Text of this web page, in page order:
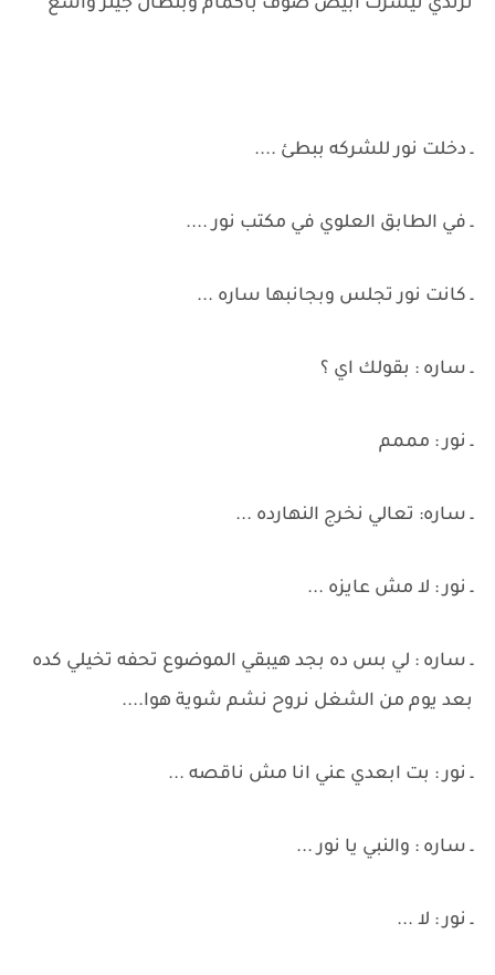
ترتدي تيشرت ابيض صوف بأكمام وبنطال جينز واسع
ـ دخلت نور للشركه ببطئ ....
ـ في الطابق العلوي في مكتب نور ....
ـ كانت نور تجلس وبجانبها ساره ...
ـ ساره : بقولك اي ؟
ـ نور : مممم
ـ ساره: تعالي نخرج النهارده ...
ـ نور : لا مش عايزه ...
ـ ساره : لي بس ده بجد هيبقي الموضوع تحفه تخيلي كده
بعد يوم من الشغل نروح نشم شوية هوا....
ـ نور : بت ابعدي عني انا مش ناقصه ...
ـ ساره : والنبي يا نور ...
ـ نور : لا ...